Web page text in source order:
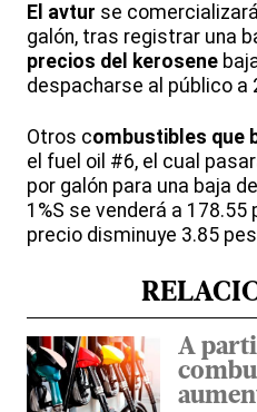
El avtur se
galón, tras registrar una
precios del kerosene
despacharse al público a
Otros combustibles que
el fuel oil #6, el cual
por galón para una baja
1%S se venderá a 178.55
precio disminuye 3.85
A